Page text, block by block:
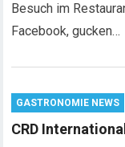
Besuch im
Facebook, gucken…
GASTRONOMIE NEWS
CRD